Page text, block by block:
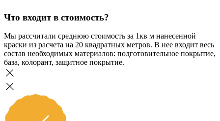
Что входит в стоимость?
Мы рассчитали среднюю стоимость за 1кв м нанесенной
краски из расчета на 20 квадратных метров. В нее входит весь
состав необходимых материалов: подготовительное покрытие,
база, колорант, защитное покрытие.